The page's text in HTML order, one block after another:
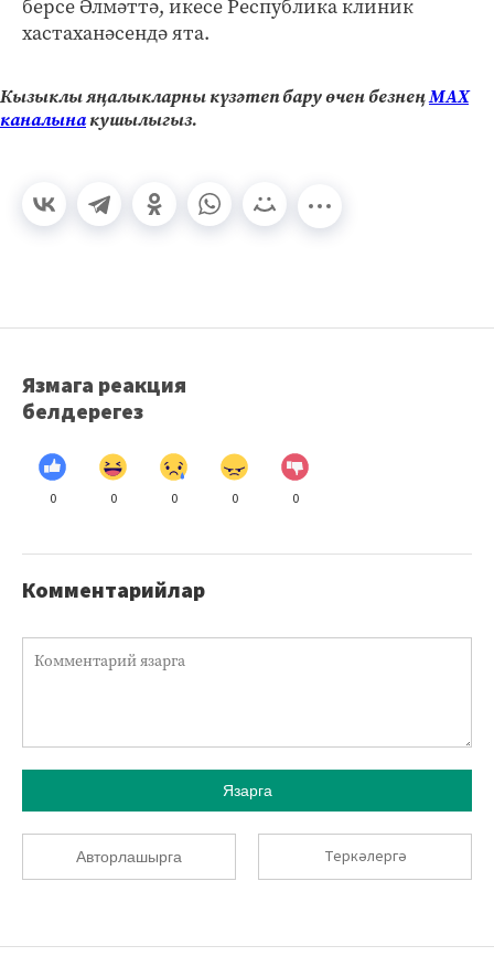
берсе Әлмәттә, икесе Республика клиник
хастаханәсендә ята.
Кызыклы яңалыкларны күзәтеп бару өчен безнеңМАХ
каналынакушылыгыз.
Язмага реакция
белдерегез
0 0 0 0 0
Комментарийлар
Язарга
Авторлашырга Теркәлергә